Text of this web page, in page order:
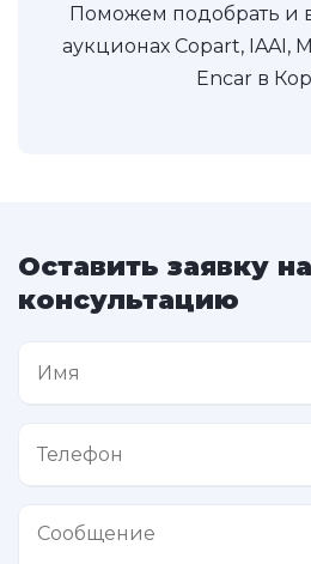
Поможем подобрать и
аукционах Copart, IAAI,
Encar в
Оставить заявку
консультацию